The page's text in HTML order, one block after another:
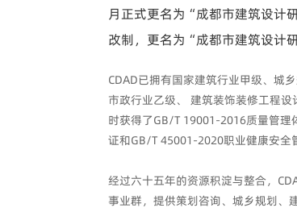
月正式更名为“成都市建筑设计
改制，更名为“成都市建筑设计
CDAD已拥有国家建筑行业甲级、城
市政行业乙级、 建筑装饰装修工程
时获得了GB/T 19001-2016质量管
证和GB/T 45001-2020职业健康安
经过六十五年的资源积淀与整合，
事业群，提供策划咨询、城乡规划、